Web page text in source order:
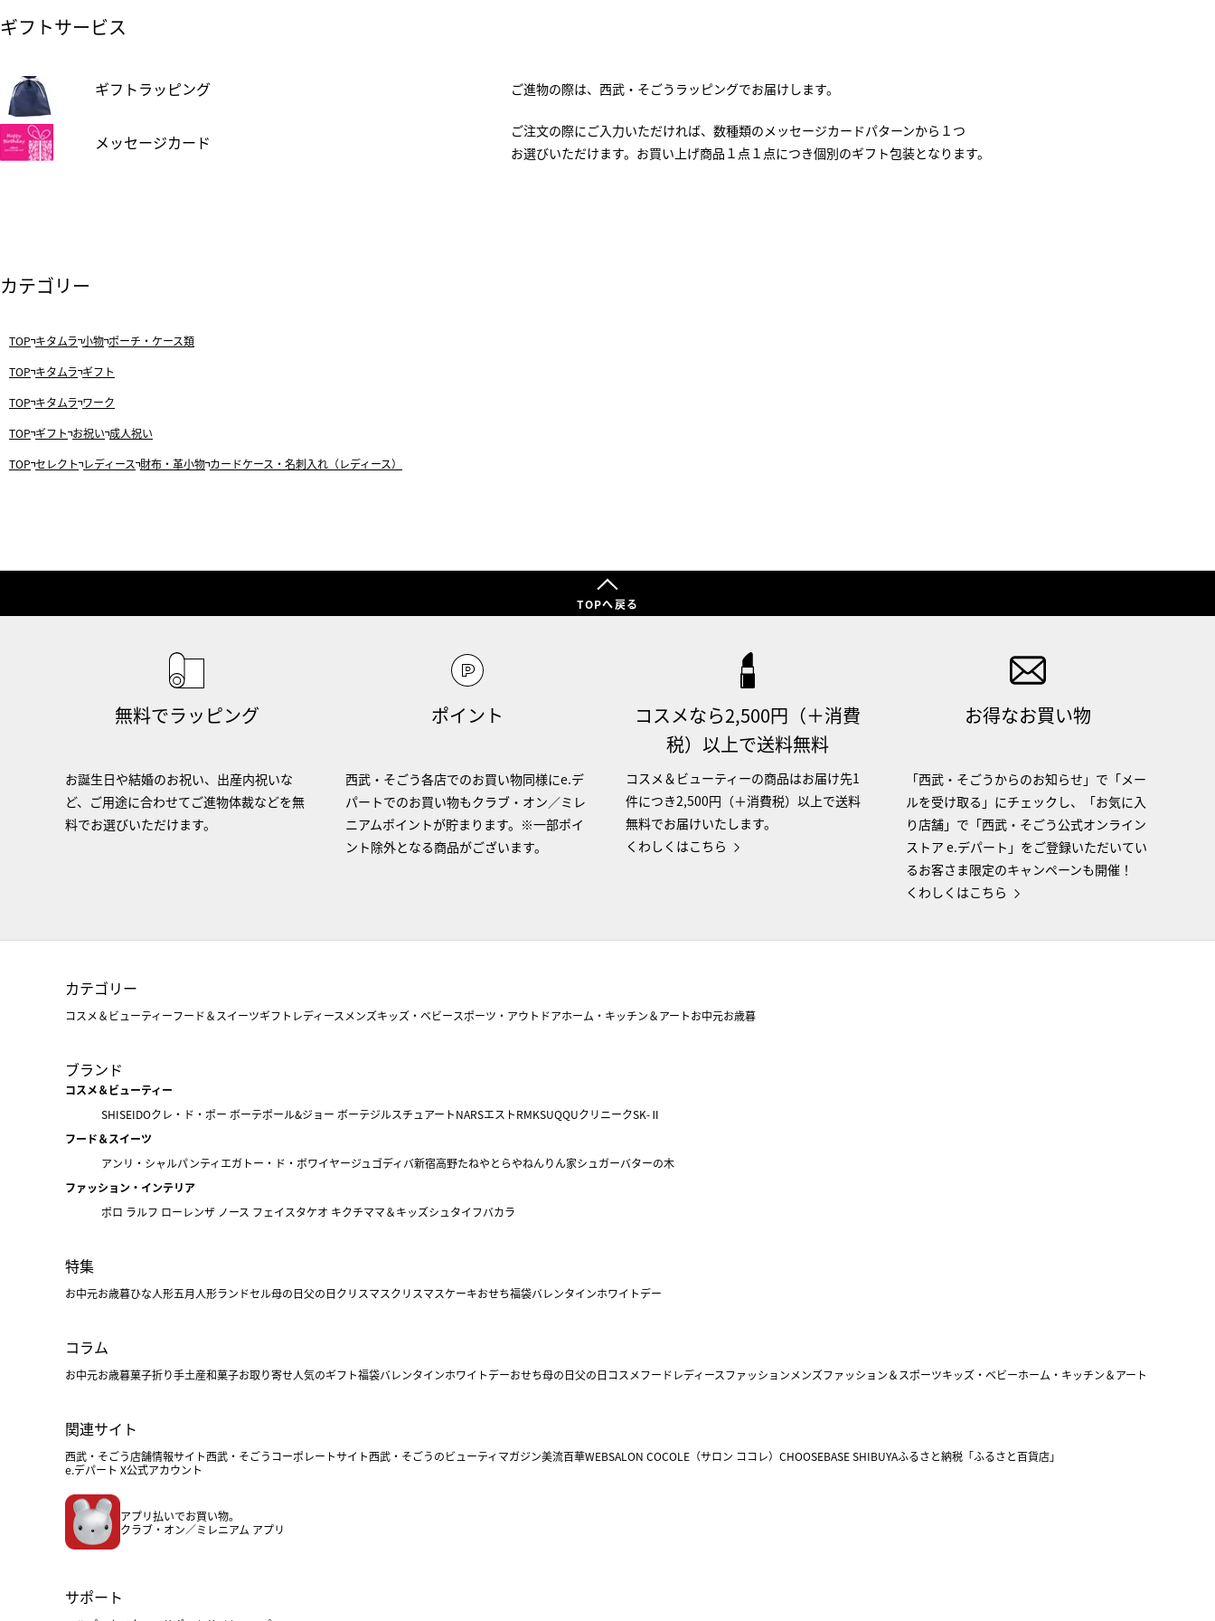
ギフトサービス
ギフトラッピング ご進物の際は、西武・そごうラッピングでお届けします。
メッセージカード
ご注文の際にご入力いただければ、数種類のメッセージカードパターンから１つ
お選びいただけます。お買い上げ商品１点１点につき個別のギフト包装となります。
カテゴリー
TOP キタムラ 小物 ポーチ・ケース類
TOP キタムラ ギフト
TOP キタムラ ワーク
TOP ギフト お祝い 成人祝い
TOP セレクト レディース 財布・革小物 カードケース・名刺入れ（レディース）
TOPへ戻る
無料でラッピング
お誕生日や結婚のお祝い、出産内祝いな
ど、ご用途に合わせてご進物体裁などを無
料でお選びいただけます。
ポイント
西武・そごう各店でのお買い物同様にe.デ
パートでのお買い物もクラブ・オン／ミレ
ニアムポイントが貯まります。※一部ポイ
ント除外となる商品がございます。
コスメなら2,500円（＋消費
税）以上で送料無料
コスメ＆ビューティーの商品はお届け先1
件につき2,500円（＋消費税）以上で送料
無料でお届けいたします。
くわしくはこちら
お得なお買い物
「西武・そごうからのお知らせ」で「メー
ルを受け取る」にチェックし、「お気に入
り店舗」で「西武・そごう公式オンライン
ストア e.デパート」をご登録いただいてい
るお客さま限定のキャンペーンも開催！
くわしくはこちら
カテゴリー
コスメ＆ビューティーフード＆スイーツギフト レディース メンズキッズ・ベビースポーツ・アウトドアホーム・キッチン＆アートお中元お歳暮
ブランド
コスメ＆ビューティー
SHISEIDOクレ・ド・ポー ボーテポール&ジョー ボーテジルスチュアートNARSエストRMKSUQQUクリニークSK-Ⅱ
フード＆スイーツ
アンリ・シャルパンティエガトー・ド・ボワイヤージュ ゴディバ新宿高野たねやとらやねんりん家シュガーバターの木
ファッション・インテリア
ポロ ラルフ ローレンザ ノース フェイスタケオ キクチママ＆キッズシュタイフバカラ
特集
お中元お歳暮ひな人形五月人形ランドセル母の日父の日クリスマスクリスマスケーキおせち福袋バレンタインホワイトデー
コラム
お中元お歳暮菓子折り手土産和菓子お取り寄せ人気のギフト福袋バレンタインホワイトデーおせち母の日父の日 コスメフードレディースファッションメンズファッション＆スポーツキッズ・ベビーホーム・キッチン＆アート
関連サイト
西武・そごう店舗情報サイト西武・そごうコーポレートサイト西武・そごうのビューティマガジン美流百華WEBSALON COCOLE（サロン ココレ） CHOOSEBASE SHIBUYAふるさと納税「ふるさと百貨店」
e.デパート X公式アカウント
アプリ払いでお買い物。
クラブ・オン／ミレニアム アプリ
サポート